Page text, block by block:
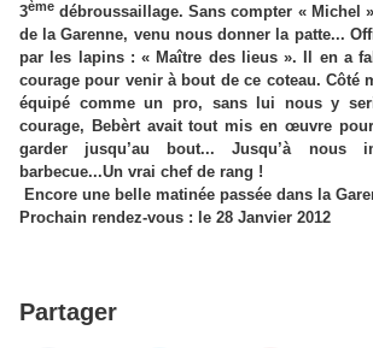
3ème débroussaillage.Sans compter « Michel
de la Garenne, venu nous donner la patte...
par les lapins : « Maître des lieus ».Il en a
courage pour venir à bout de ce coteau. Côté
équipé comme un pro, sans lui nous y
courage, Bebèrt avait tout mis en œuvre
garder jusqu’au bout...Jusqu’à nous
barbecue...Un vrai chef de rang !
Encore une belle matinée passée dans la
Prochain rendez-vous : le 28 Janvier 2012
Partager